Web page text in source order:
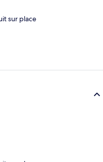
sur place